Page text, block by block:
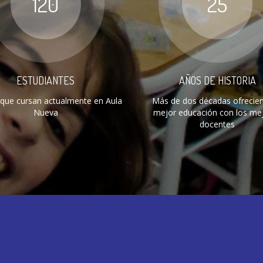
ESTUDIANTES
cursan actualmente en Aula
Nueva
AÑOS DE HISTORIA
Más de dos décadas
mejor educación con los
docentes